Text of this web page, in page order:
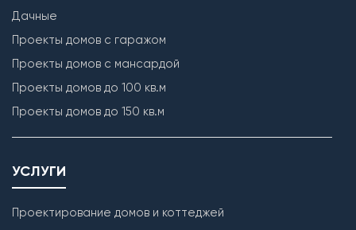
Дачные
Проекты домов с гаражом
Проекты домов с мансардой
Проекты домов до 100 кв.м
Проекты домов до 150 кв.м
УСЛУГИ
Проектирование домов и коттеджей